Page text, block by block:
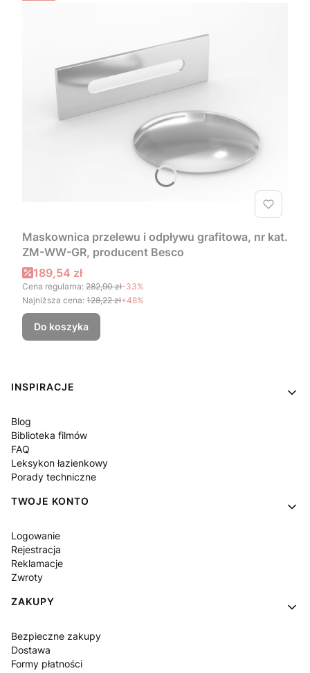
Maskownica przelewu i odpływu grafitowa, nr kat.
ZM-WW-GR, producent Besco
Cena promocyjna
189,54 zł
Cena regularna: 282,90 zł-33%
Najniższa cena: 128,22 zł+48%
Do koszyka
Linki w stopce
INSPIRACJE
Blog
Biblioteka filmów
FAQ
Leksykon łazienkowy
Porady techniczne
TWOJE KONTO
Logowanie
Rejestracja
Reklamacje
Zwroty
ZAKUPY
Bezpieczne zakupy
Dostawa
Formy płatności